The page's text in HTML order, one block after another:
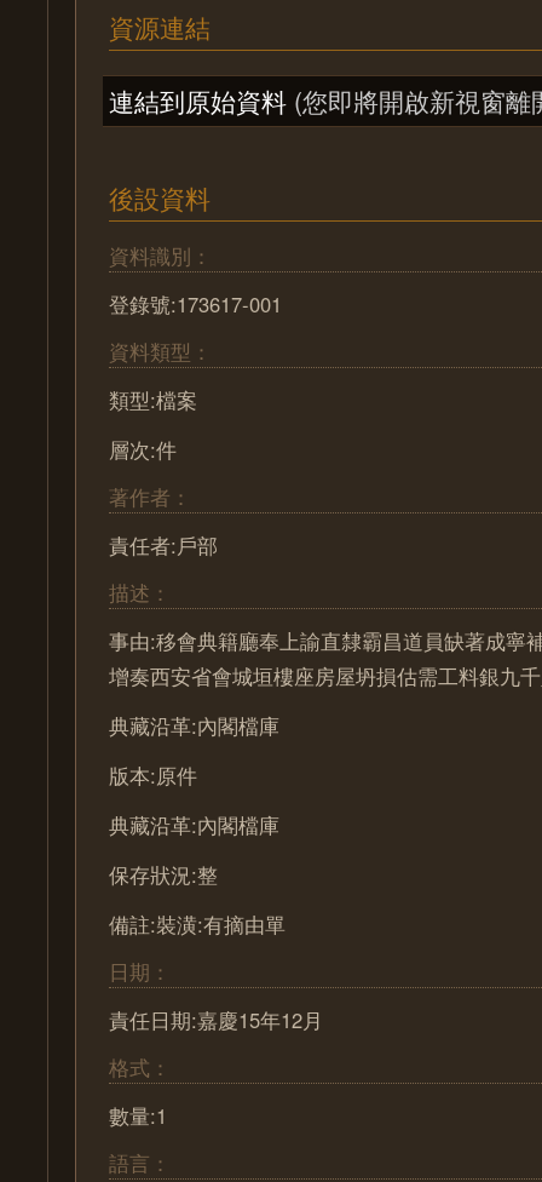
資源連結
連結到原始資料 (您即將開啟新視窗離
後設資料
資料識別：
登錄號:173617-001
資料類型：
類型:檔案
層次:件
著作者：
責任者:戶部
描述：
事由:移會典籍廳奉上諭直隸霸昌道員缺著成寧
增奏西安省會城垣樓座房屋坍損估需工料銀九
典藏沿革:內閣檔庫
版本:原件
典藏沿革:內閣檔庫
保存狀況:整
備註:裝潢:有摘由單
日期：
責任日期:嘉慶15年12月
格式：
數量:1
語言：